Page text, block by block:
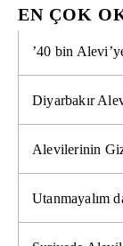
EN ÇOK
’40 bin
Diyarbakır
Alevilerinin
Utanmayalım